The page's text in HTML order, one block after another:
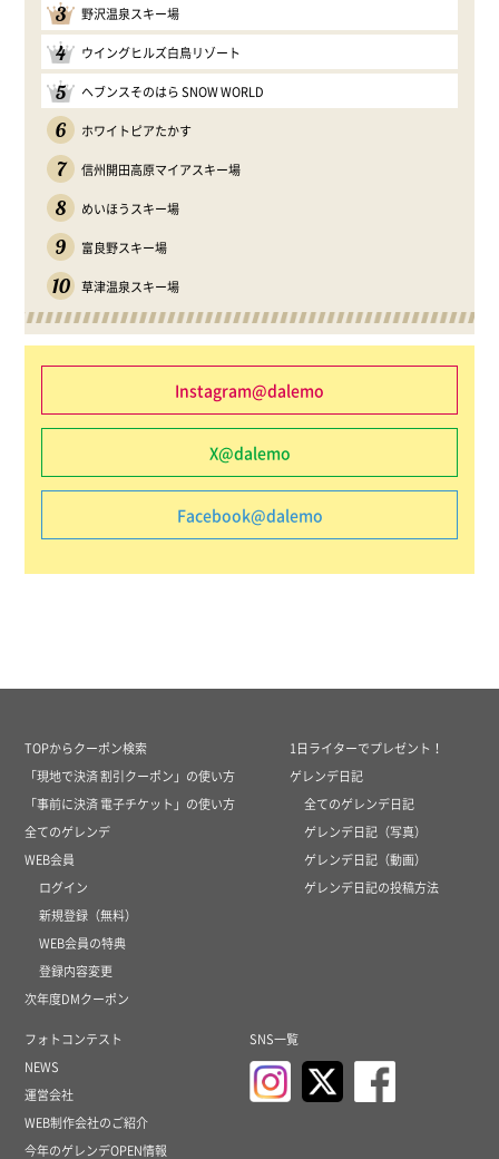
3 野沢温泉スキー場
4 ウイングヒルズ白鳥リゾート
5 ヘブンスそのはら SNOW WORLD
6 ホワイトピアたかす
7 信州開田高原マイアスキー場
8 めいほうスキー場
9 富良野スキー場
10 草津温泉スキー場
Instagram@dalemo
X@dalemo
Facebook@dalemo
TOPからクーポン検索
「現地で決済 割引クーポン」の使い方
「事前に決済 電子チケット」の使い方
全てのゲレンデ
WEB会員
ログイン
新規登録（無料）
WEB会員の特典
登録内容変更
次年度DMクーポン
1日ライターでプレゼント！
ゲレンデ日記
全てのゲレンデ日記
ゲレンデ日記（写真）
ゲレンデ日記（動画）
ゲレンデ日記の投稿方法
フォトコンテスト
NEWS
運営会社
WEB制作会社のご紹介
今年のゲレンデOPEN情報
SNS一覧